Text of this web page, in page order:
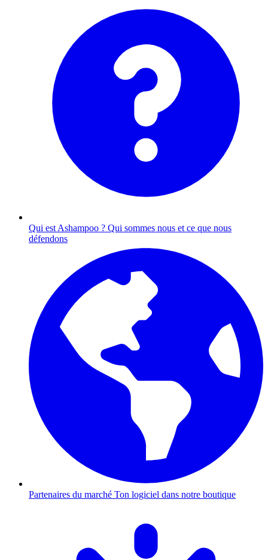
Qui est Ashampoo ? Qui sommes nous et ce que nous
défendons
Partenaires du marché Ton logiciel dans notre boutique